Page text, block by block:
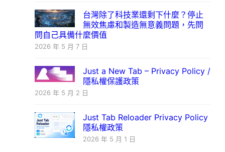
台灣除了科技業還剩下什麼？停止
無效焦慮和製造無意義問題，先問
問自己具備什麼價值
2026 年 5 月 7 日
Just a New Tab – Privacy Policy /
隱私權保護政策
2026 年 5 月 2 日
Just Tab Reloader Privacy Policy
隱私權政策
2026 年 5 月 1 日